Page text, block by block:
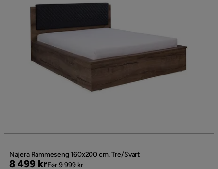
Najera Rammeseng 160x200 cm, Tre/Svart
Pris
8 499 kr
Original Før 9 999 kr